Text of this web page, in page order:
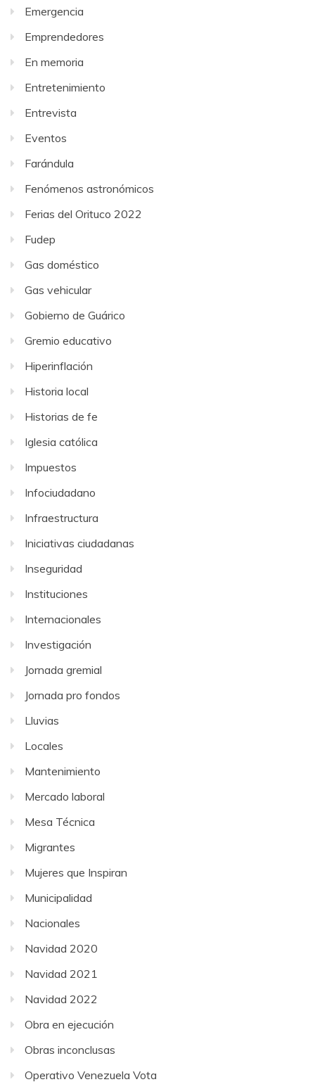
Emergencia
Emprendedores
En memoria
Entretenimiento
Entrevista
Eventos
Farándula
Fenómenos astronómicos
Ferias del Orituco 2022
Fudep
Gas doméstico
Gas vehicular
Gobierno de Guárico
Gremio educativo
Hiperinflación
Historia local
Historias de fe
Iglesia católica
Impuestos
Infociudadano
Infraestructura
Iniciativas ciudadanas
Inseguridad
Instituciones
Internacionales
Investigación
Jornada gremial
Jornada pro fondos
Lluvias
Locales
Mantenimiento
Mercado laboral
Mesa Técnica
Migrantes
Mujeres que Inspiran
Municipalidad
Nacionales
Navidad 2020
Navidad 2021
Navidad 2022
Obra en ejecución
Obras inconclusas
Operativo Venezuela Vota